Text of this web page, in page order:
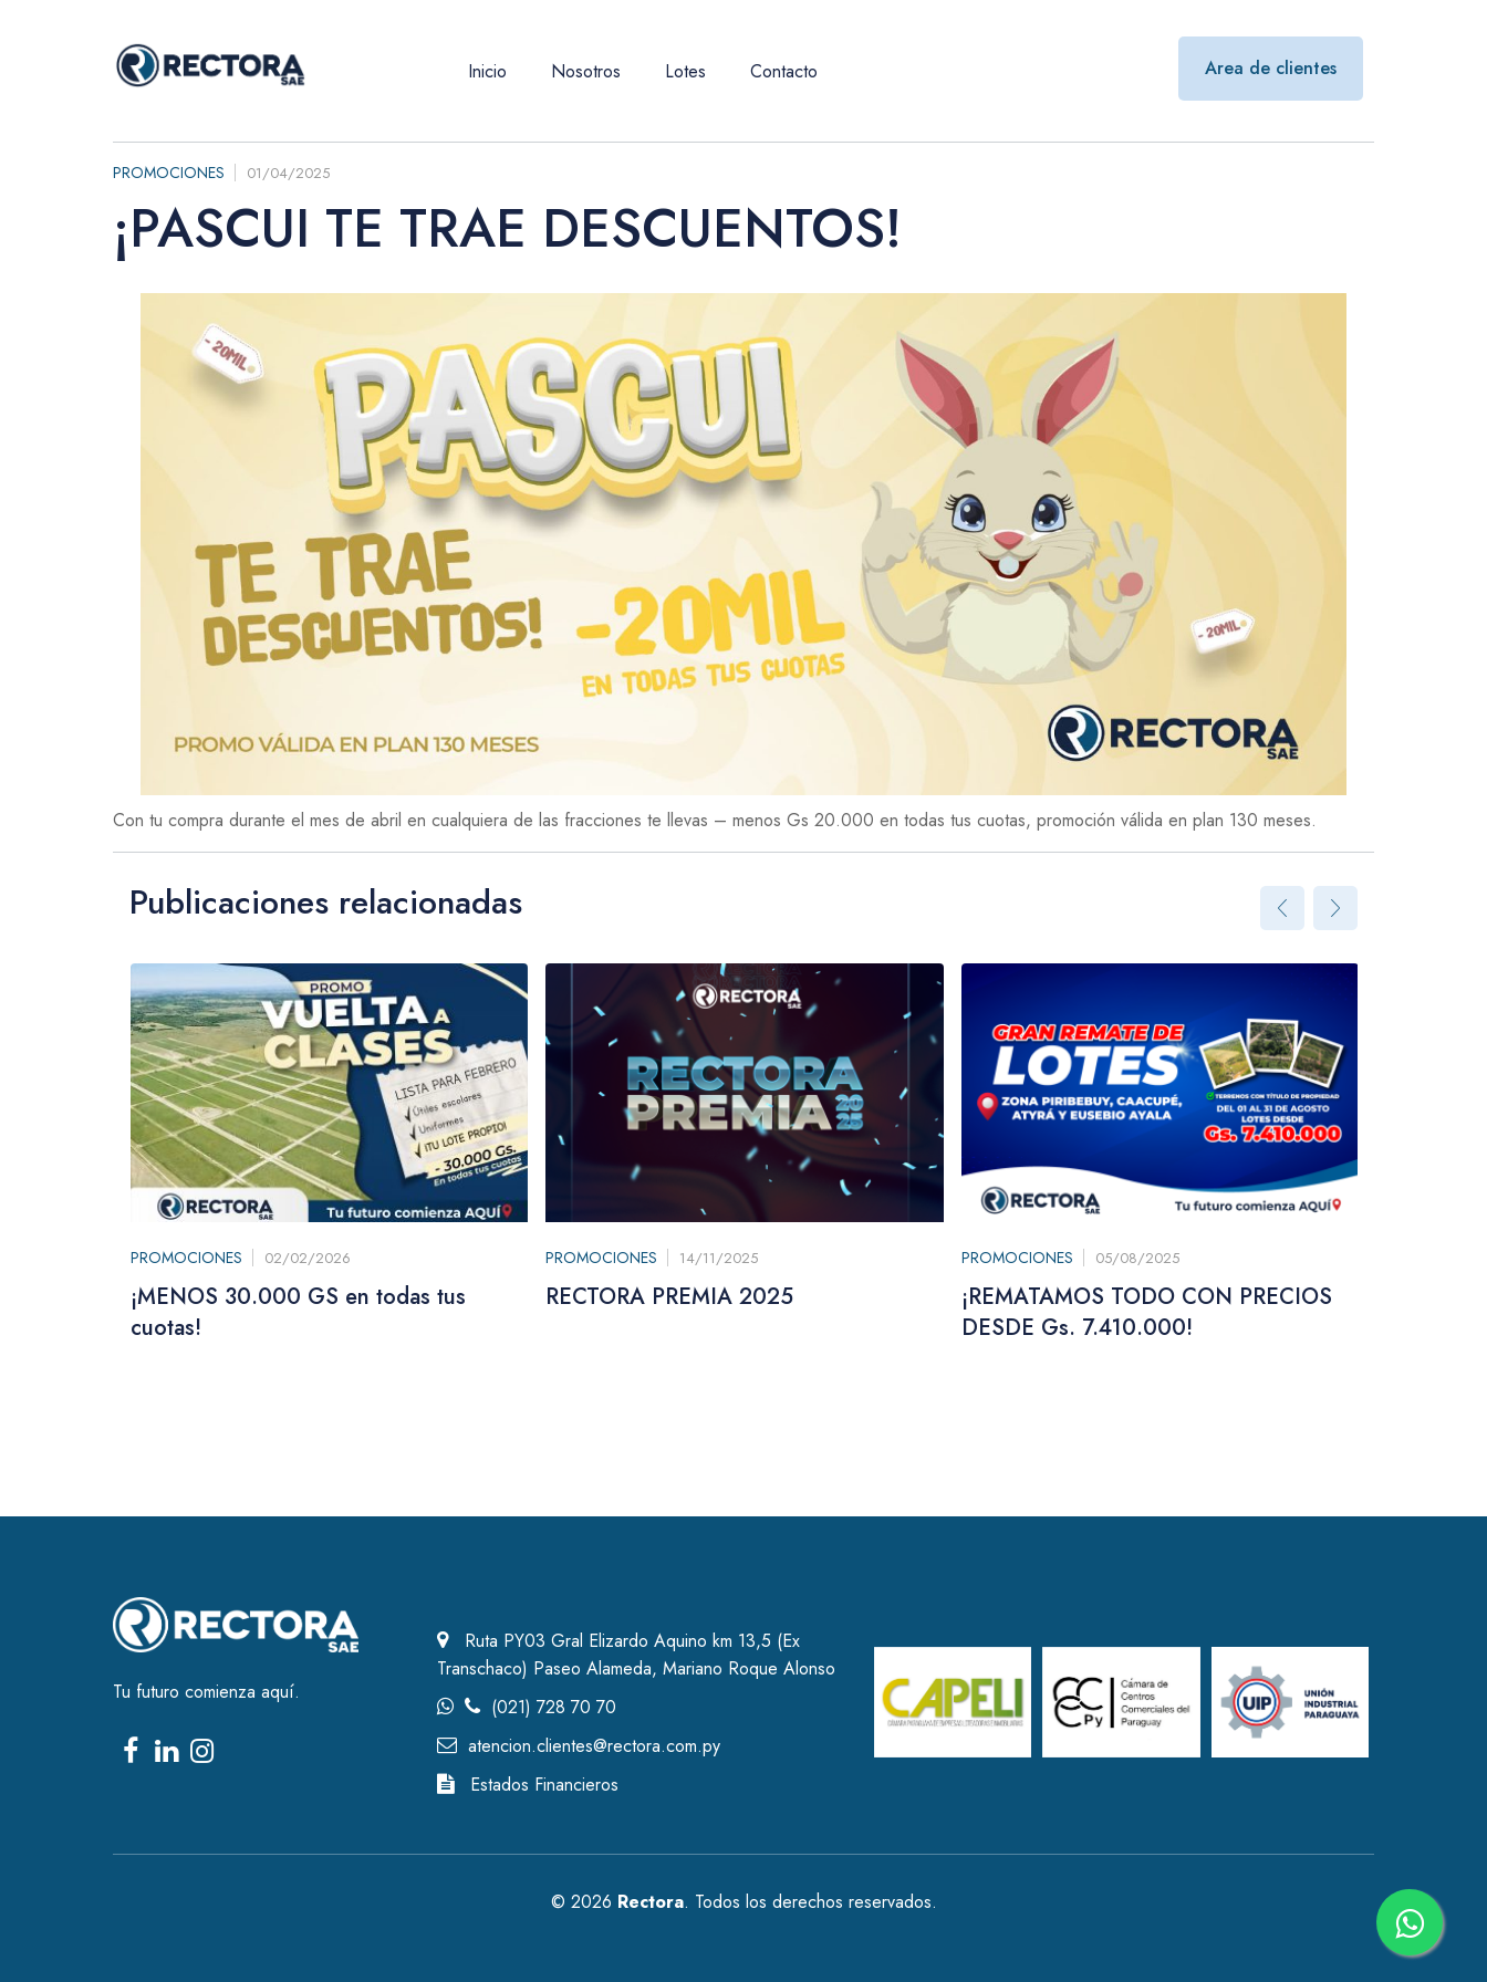
Inicio Nosotros Lotes Contacto Area de clientes
PROMOCIONES 01/04/2025
¡PASCUI TE TRAE DESCUENTOS!
Con tu compra durante el mes de abril en cualquiera de las fracciones te llevas – menos Gs 20.000 en todas tus cuotas, promoción válida en plan 130 meses.
Publicaciones relacionadas
PROMOCIONES 02/02/2026
¡MENOS 30.000 GS en todas tus
cuotas!
PROMOCIONES 14/11/2025
RECTORA PREMIA 2025
PROMOCIONES 05/08/2025
¡REMATAMOS TODO CON PRECIOS
DESDE Gs. 7.410.000!
Tu futuro comienza aquí.
Ruta PY03 Gral Elizardo Aquino km 13,5 (Ex
Transchaco) Paseo Alameda, Mariano Roque Alonso
(021) 728 70 70
atencion.clientes@rectora.com.py
Estados Financieros
© 2026 Rectora. Todos los derechos reservados.